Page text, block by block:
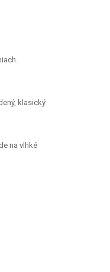
klasický
na vlhké